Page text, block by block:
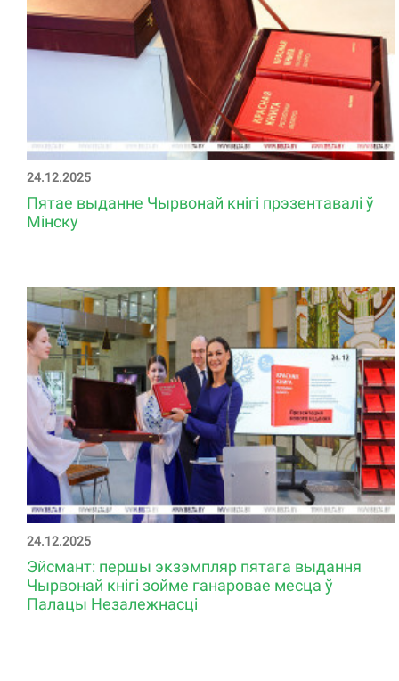
24.12.2025
Пятае выданне Чырвонай кнігі прэзентавалі ў
Мінску
24.12.2025
Эйсмант: першы экзэмпляр пятага выдання
Чырвонай кнігі зойме ганаровае месца ў
Палацы Незалежнасці